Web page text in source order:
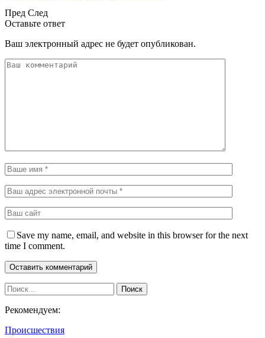
Пред След
Оставьте ответ
Ваш электронный адрес не будет опубликован.
Save my name, email, and website in this browser for the next
time I comment.
Рекомендуем:
Происшествия